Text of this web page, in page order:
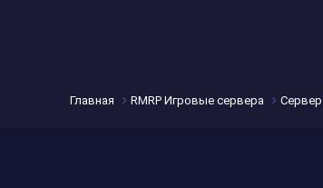
Главная RMRP Игровые сервера